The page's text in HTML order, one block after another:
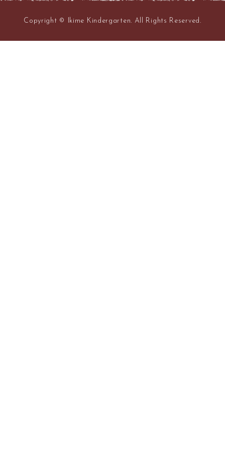
Copyright © Ikime Kindergarten. All Rights Reserved.